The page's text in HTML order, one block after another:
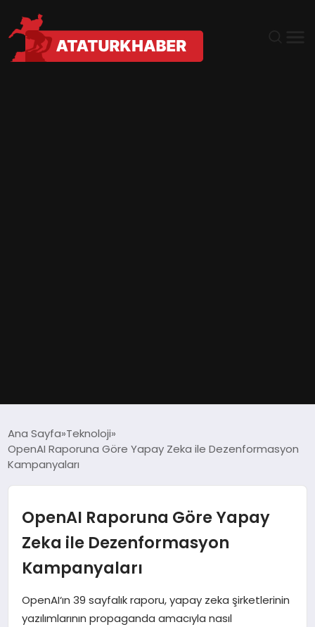
EKONOMI
MAGAZIN
SAĞLIK
Ana Sayfa Teknoloji
OpenAI Raporuna Göre Yapay Zeka ile Dezenformasyon
Kampanyaları
OpenAI Raporuna Göre Yapay
Zeka ile Dezenformasyon
Kampanyaları
OpenAI‘ın 39 sayfalık raporu, yapay zeka şirketlerinin
yazılımlarının propaganda amacıyla nasıl